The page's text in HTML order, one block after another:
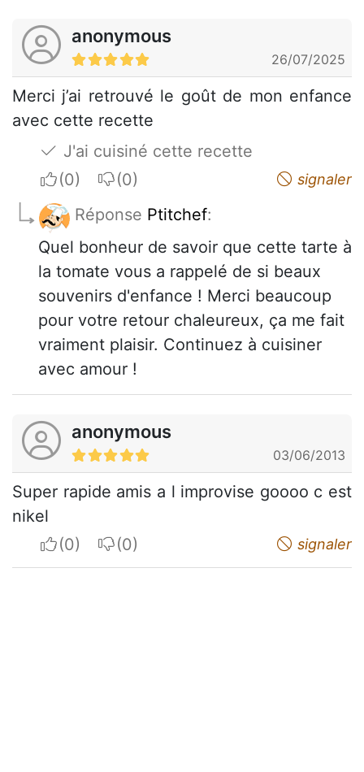
anonymous
26/07/2025
Merci j’ai retrouvé le goût de mon enfance
avec cette recette
J'ai cuisiné cette recette
I apreciateI do not appreciate signaler
Réponse Ptitchef:
Quel bonheur de savoir que cette tarte à
la tomate vous a rappelé de si beaux
souvenirs d'enfance ! Merci beaucoup
pour votre retour chaleureux, ça me fait
vraiment plaisir. Continuez à cuisiner
avec amour !
anonymous
03/06/2013
Super rapide amis a l improvise goooo c est
nikel
I apreciateI do not appreciate signaler